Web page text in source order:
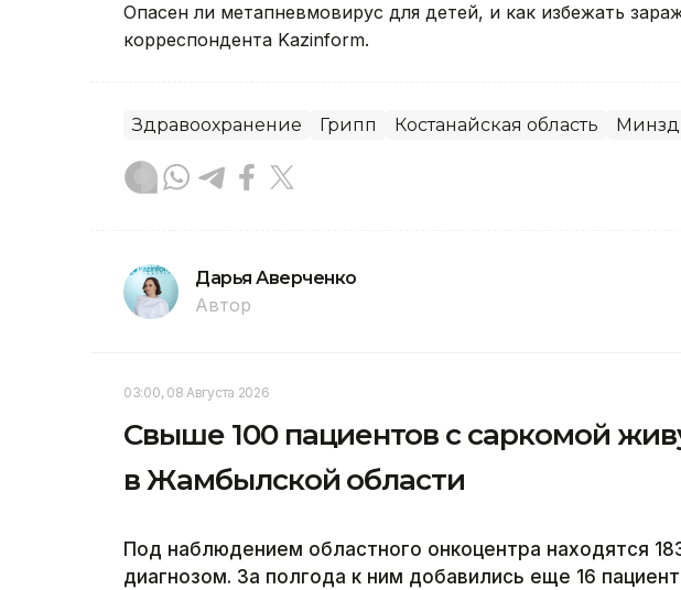
Опасен ли метапневмовирус для детей, и как избежать
корреспондента Kazinform.
Здравоохранение Грипп Костанайская область
Дарья Аверченко
Автор
03:00, 08 Августа 2026
Свыше 100 пациентов с саркомой
в Жамбылской области
Под наблюдением областного онкоцентра находятся
диагнозом. За полгода к ним добавились еще 16